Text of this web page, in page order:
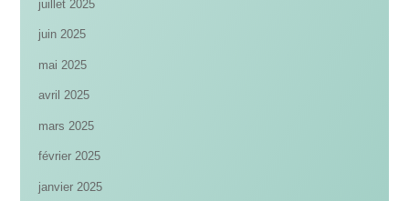
juillet 2025
juin 2025
mai 2025
avril 2025
mars 2025
février 2025
janvier 2025